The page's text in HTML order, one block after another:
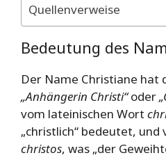
Quellenverweise
Bedeutung des
Der Name Christiane hat
„Anhängerin Christi“oder
vom lateinischen Wort
„christlich“ bedeutet,
christos, was „der